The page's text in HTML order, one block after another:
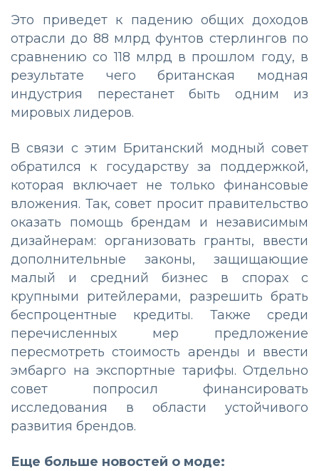
Это приведет к падению общих доходов
отрасли до 88 млрд фунтов стерлингов по
сравнению со 118 млрд в прошлом году, в
результате чего британская модная
индустрия перестанет быть одним из
мировых лидеров.
В связи с этим Британский модный совет
обратился к государству за поддержкой,
которая включает не только финансовые
вложения. Так, совет просит правительство
оказать помощь брендам и независимым
дизайнерам: организовать гранты, ввести
дополнительные законы, защищающие
малый и средний бизнес в спорах с
крупными ритейлерами, разрешить брать
беспроцентные кредиты. Также среди
перечисленных мер предложение
пересмотреть стоимость аренды и ввести
эмбарго на экспортные тарифы. Отдельно
совет попросил финансировать
исследования в области устойчивого
развития брендов.
Еще больше новостей о моде: